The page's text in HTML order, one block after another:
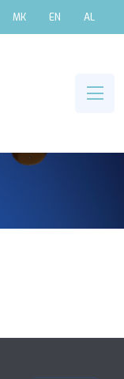
MK EN AL